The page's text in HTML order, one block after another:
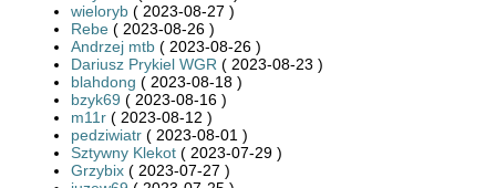
wieloryb ( 2023-08-27 )
Rebe ( 2023-08-26 )
Andrzej mtb ( 2023-08-26 )
Dariusz Prykiel WGR ( 2023-08-23 )
blahdong ( 2023-08-18 )
bzyk69 ( 2023-08-16 )
m11r ( 2023-08-12 )
pedziwiatr ( 2023-08-01 )
Sztywny Klekot ( 2023-07-29 )
Grzybix ( 2023-07-27 )